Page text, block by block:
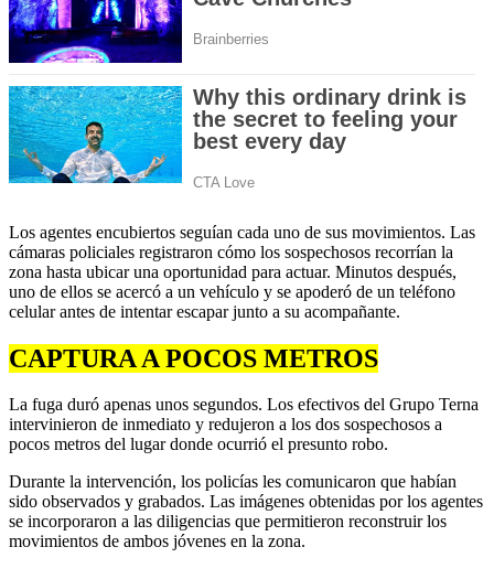
Los agentes encubiertos seguían cada uno de sus movimientos. Las
cámaras policiales registraron cómo los sospechosos recorrían la
zona hasta ubicar una oportunidad para actuar. Minutos después,
uno de ellos se acercó a un vehículo y se apoderó de un teléfono
celular antes de intentar escapar junto a su acompañante.
CAPTURA A POCOS METROS
La fuga duró apenas unos segundos. Los efectivos del Grupo Terna
intervinieron de inmediato y redujeron a los dos sospechosos a
pocos metros del lugar donde ocurrió el presunto robo.
Durante la intervención, los policías les comunicaron que habían
sido observados y grabados. Las imágenes obtenidas por los agentes
se incorporaron a las diligencias que permitieron reconstruir los
movimientos de ambos jóvenes en la zona.